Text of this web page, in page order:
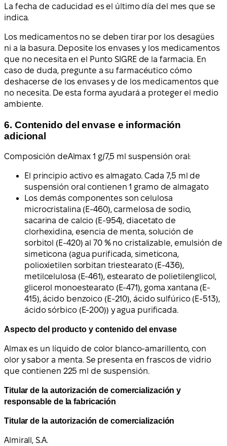
La fecha de caducidad es el último día del mes que se
indica.
Los medicamentos no se deben tirar por los desagües
ni a la basura. Deposite los envases y los medicamentos
que no necesita en el Punto SIGRE de la farmacia. En
caso de duda, pregunte a su farmacéutico cómo
deshacerse de los envases y de los medicamentos que
no necesita. De esta forma ayudará a proteger el medio
ambiente.
6. Contenido del envase e información
adicional
Composición deAlmax 1 g/7,5 ml suspensión oral:
El principio activo es almagato. Cada 7,5 ml de
suspensión oral contienen 1 gramo de almagato
Los demás componentes son celulosa
microcristalina (E-460), carmelosa de sodio,
sacarina de calcio (E-954), diacetato de
clorhexidina, esencia de menta, solución de
sorbitol (E-420) al 70 % no cristalizable, emulsión de
simeticona (agua purificada, simeticona,
polioxietilen sorbitan triestearato (E-436),
metilcelulosa (E-461), estearato de polietilenglicol,
glicerol monoestearato (E-471), goma xantana (E-
415), ácido benzoico (E-210), ácido sulfúrico (E-513),
ácido sórbico (E-200)) y agua purificada.
Aspecto del producto y contenido del envase
Almax es un líquido de color blanco-amarillento, con
olor y sabor a menta. Se presenta en frascos de vidrio
que contienen 225 ml de suspensión.
Titular de la autorización de comercialización y
responsable de la fabricación
Titular de la autorización de comercialización
Almirall, S.A.